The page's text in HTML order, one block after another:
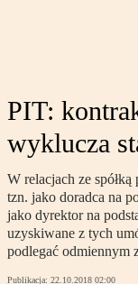
PIT:
wyklucza
W relacjach ze
tzn. jako doradca na
jako dyrektor na
uzyskiwane z tych
podlegać odmiennym
Publikacja: 22.10.2018 02:00